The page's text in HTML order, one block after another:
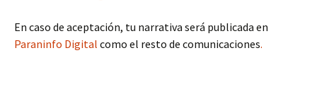
En caso de aceptación, tu narrativa será publicada en
Paraninfo Digital como el resto de comunicaciones.